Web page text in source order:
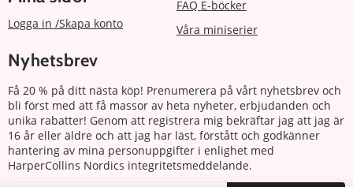
Logga in /Skapa konto
FAQ E-böcker
Våra miniserier
Nyhetsbrev
Få 20 % på ditt nästa köp! Prenumerera på vårt nyhetsbrev och
bli först med att få massor av heta nyheter, erbjudanden och
unika rabatter! Genom att registrera mig bekräftar jag att jag är
16 år eller äldre och att jag har läst, förstått och godkänner
hantering av mina personuppgifter i enlighet med
HarperCollins Nordics integritetsmeddelande.